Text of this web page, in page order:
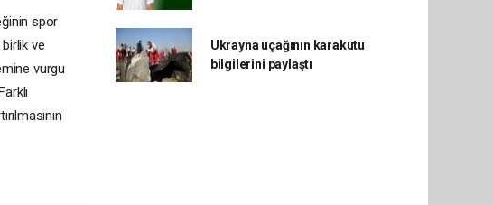
spor
ve
vurgu
Ukrayna uçağının karakutu
bilgilerini paylaştı